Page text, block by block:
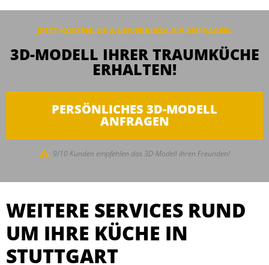
JETZT KOSTENLOS & UNVERBINDLICH ANFRAGEN:
3D-MODELL IHRER TRAUMKÜCHE
ERHALTEN!
PERSÖNLICHES 3D-MODELL
ANFRAGEN
9/10 Kunden empfehlen das 3D-Modell ihren Freunden!
WEITERE SERVICES RUND
UM IHRE KÜCHE IN
STUTTGART